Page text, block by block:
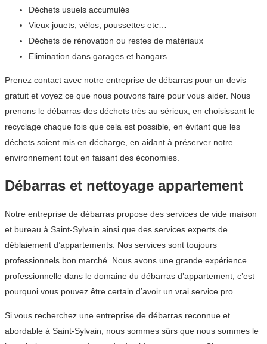
Déchets usuels accumulés
Vieux jouets, vélos, poussettes etc…
Déchets de rénovation ou restes de matériaux
Elimination dans garages et hangars
Prenez contact avec notre entreprise de débarras pour un devis
gratuit et voyez ce que nous pouvons faire pour vous aider. Nous
prenons le débarras des déchets très au sérieux, en choisissant le
recyclage chaque fois que cela est possible, en évitant que les
déchets soient mis en décharge, en aidant à préserver notre
environnement tout en faisant des économies.
Débarras et nettoyage appartement
Notre entreprise de débarras propose des services de vide maison
et bureau à Saint-Sylvain ainsi que des services experts de
déblaiement d’appartements. Nos services sont toujours
professionnels bon marché. Nous avons une grande expérience
professionnelle dans le domaine du débarras d’appartement, c’est
pourquoi vous pouvez être certain d’avoir un vrai service pro.
Si vous recherchez une entreprise de débarras reconnue et
abordable à Saint-Sylvain, nous sommes sûrs que nous sommes le